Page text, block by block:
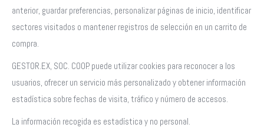
anterior, guardar preferencias, personalizar páginas de inicio, identificar
sectores visitados o mantener registros de selección en un carrito de
compra.
GESTOR.EX, SOC. COOP. puede utilizar cookies para reconocer a los
usuarios, ofrecer un servicio más personalizado y obtener información
estadística sobre fechas de visita, tráfico y número de accesos.
La información recogida es estadística y no personal.